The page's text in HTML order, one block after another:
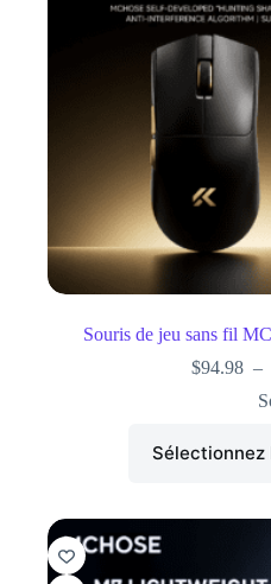
Souris de jeu sans fil
$94.98 –
Sélectionnez